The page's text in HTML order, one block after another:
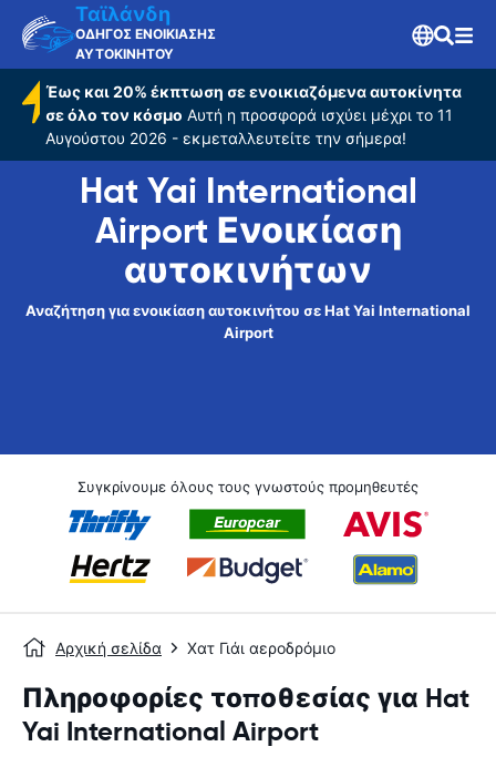
Ταϊλάνδη
ΟΔΗΓΟΣ ΕΝΟΙΚΙΑΣΗΣ
ΑΥΤΟΚΙΝΗΤΟΥ
Έως και 20% έκπτωση σε ενοικιαζόμενα αυτοκίνητα
σε όλο τον κόσμο Αυτή η προσφορά ισχύει μέχρι το 11
Αυγούστου 2026 - εκμεταλλευτείτε την σήμερα!
Hat Yai International
Airport Ενοικίαση
αυτοκινήτων
Αναζήτηση για ενοικίαση αυτοκινήτου σε Hat Yai International
Airport
Συγκρίνουμε όλους τους γνωστούς προμηθευτές
Αρχική σελίδα Χατ Γιάι αεροδρόμιο
Πληροφορίες τοποθεσίας για Hat
Yai International Airport